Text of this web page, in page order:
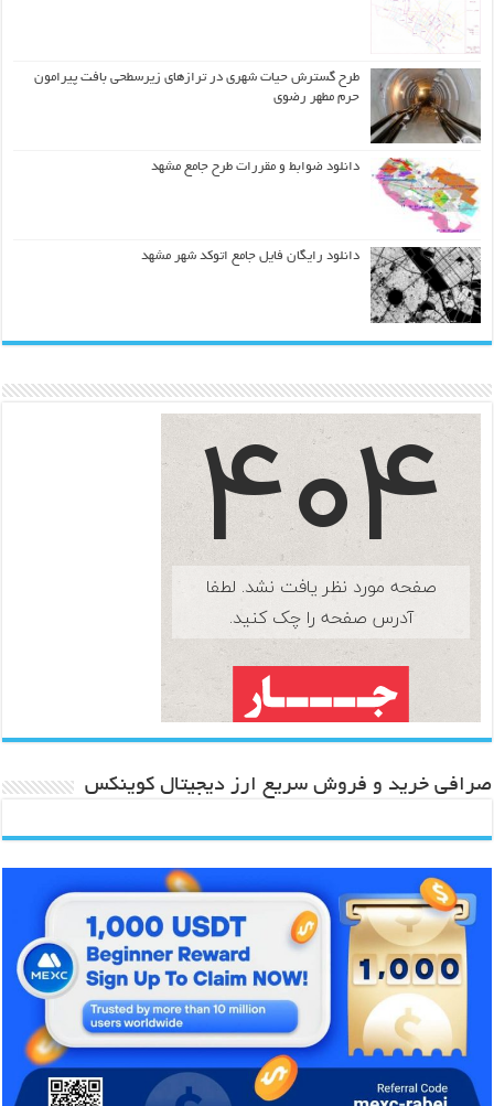
طرح گسترش حیات شهري در ترازهاي زیرسطحی بافت پیرامون
حرم مطهر رضوي
دانلود ضوابط و مقررات طرح جامع مشهد
دانلود رایگان فایل جامع اتوکد شهر مشهد
صرافی خرید و فروش سریع ارز دیجیتال کوینکس